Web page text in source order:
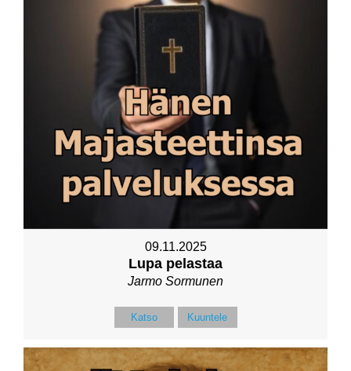
09.11.2025
Lupa pelastaa
Jarmo Sormunen
Katso Kuuntele